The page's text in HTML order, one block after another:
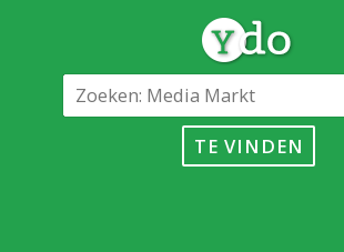
TE VINDEN